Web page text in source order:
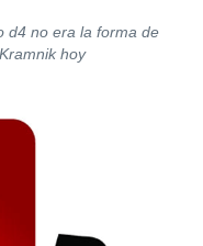
d4 no era la forma de
hoy